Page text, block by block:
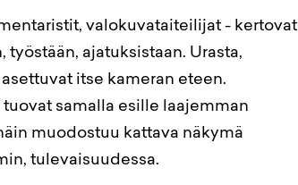
valokuvataiteilijat - kertovat
ajatuksistaan. Urasta,
itse kameran eteen.
samalla esille laajemman
muodostuu kattava näkymä
tulevaisuudessa.